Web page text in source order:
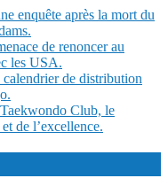
enquête après la mort du
de renoncer au
les USA.
de distribution
Club, le
de l’excellence.